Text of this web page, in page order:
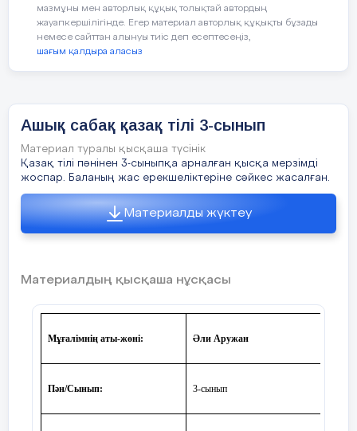
Мен... ң к.. нделігім б... р. М... н оғ... н с...
бақ кест... сін жазам... н. Күндел... гіме м...
ғалімдер менің ба... аларымды қояды. Ата -
1) Все - бәрі,
Лекарство -...
2) Ювелир - зергер
Врач -...
3) Народ - халық,
Рыба -...
Сейсенбі
атаңдар...)
3) 1000, 6, 80, 60
Ағылшын тілі (Осы сандарды ағылшынша
мазмұны мен авторлық құқық толықтай автордың
жауапкершілігінде. Егер материал авторлық құқықты бұзады
немесе сайттан алынуы тиіс деп есептесеңіз,
шағым қалдыра аласыз
Ашық сабақ қазақ тілі 3-сынып
Материал туралы қысқаша түсінік
Қазақ тілі пәнінен 3-сыныпқа арналған қысқа мерзімді
жоспар. Баланың жас ерекшеліктеріне сәйкес жасалған.
Материалды жүктеу
Материалдың қысқаша нұсқасы
Мұғалімнің аты-жөні: Әли Аружан
Пән/Сынып: 3-сынып